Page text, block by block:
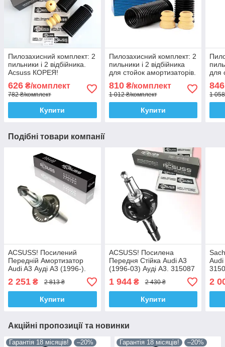
Пилозахисний комплект: 2
пильники і 2 відбійника.
Acsuss КОРЕЯ!
626 ₴/комплект
782 ₴/комплект
Купити
Пилозахисний комплект: 2
пильники і 2 відбійника
для стойок амортизаторів.
810₴/комплект
1 012 ₴/комплект
Купити
для
846
1
Подібні товари компанії
ACSUSS! Посилений
Передній Амортизатор
Audi A3 Ауді А3 (1996-).
317572 , 313053 , 335808
Корея!
2 251 ₴ 2 813 ₴
Купити
ACSUSS! Посилена
Передня Стійка Audi A3
(1996-03) Ауді А3. 315087
, 634812 Корея!
1 944₴ 2 430 ₴
Купити
Audi
2
Акційні пропозиції та новинки
Гарантія 18 місяців!
–20%
Гарантія 18 місяців!
–20%